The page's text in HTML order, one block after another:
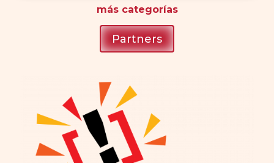
máscategorías
Partners